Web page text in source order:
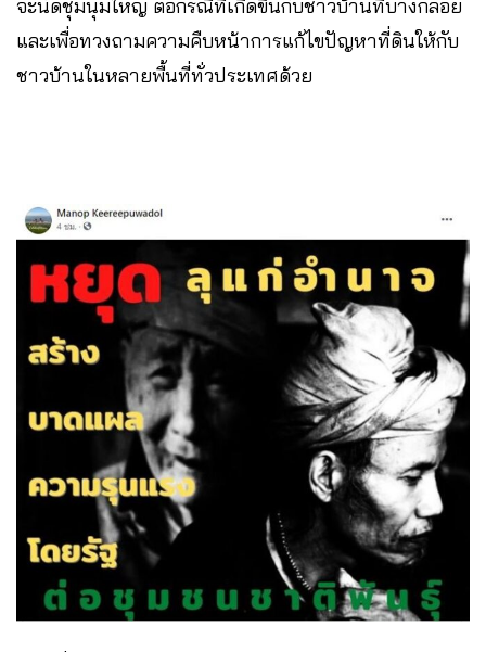
จะนัดชุมนุมใหญ่ ต่อกรณีที่เกิดขึ้นกับชาวบ้านที่บางกลอย
และเพื่อทวงถามความคืบหน้าการแก้ไขปัญหาที่ดินให้กับ
ชาวบ้านในหลายพื้นที่ทั่วประเทศด้วย